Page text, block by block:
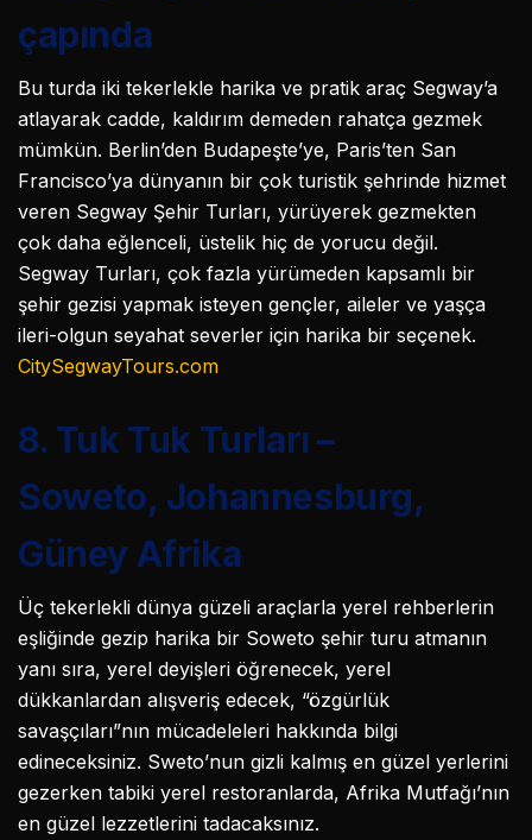
çapında
Bu turda iki tekerlekle harika ve pratik araç Segway’a
atlayarak cadde, kaldırım demeden rahatça gezmek
mümkün. Berlin’den Budapeşte’ye, Paris’ten San
Francisco’ya dünyanın bir çok turistik şehrinde hizmet
veren Segway Şehir Turları, yürüyerek gezmekten
çok daha eğlenceli, üstelik hiç de yorucu değil.
Segway Turları, çok fazla yürümeden kapsamlı bir
şehir gezisi yapmak isteyen gençler, aileler ve yaşça
ileri-olgun seyahat severler için harika bir seçenek.
CitySegwayTours.com
8. Tuk Tuk Turları –
Soweto, Johannesburg,
Güney Afrika
Üç tekerlekli dünya güzeli araçlarla yerel rehberlerin
eşliğinde gezip harika bir Soweto şehir turu atmanın
yanı sıra, yerel deyişleri öğrenecek, yerel
dükkanlardan alışveriş edecek, “özgürlük
savaşçıları”nın mücadeleleri hakkında bilgi
edineceksiniz. Sweto’nun gizli kalmış en güzel yerlerini
gezerken tabiki yerel restoranlarda, Afrika Mutfağı’nın
en güzel lezzetlerini tadacaksınız.